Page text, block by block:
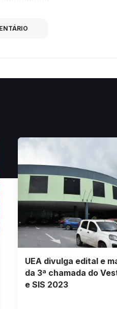
UEA divulga edital e
da 3ª chamada do
e SIS 2023